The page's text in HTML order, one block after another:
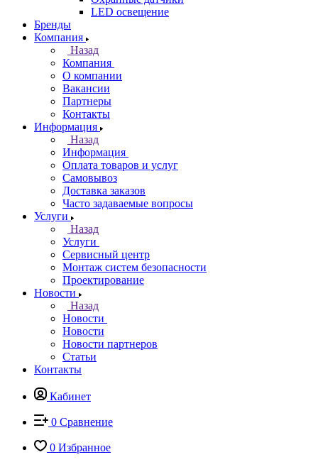
LED освещение
Бренды
Компания
Назад
Компания
О компании
Вакансии
Партнеры
Контакты
Информация
Назад
Информация
Оплата товаров и услуг
Самовывоз
Доставка заказов
Часто задаваемые вопросы
Услуги
Назад
Услуги
Сервисный центр
Монтаж систем безопасности
Проектирование
Новости
Назад
Новости
Новости
Новости партнеров
Статьи
Контакты
Кабинет
0 Сравнение
0 Избранное